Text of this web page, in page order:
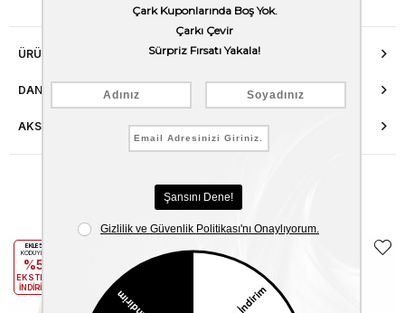
ÜRÜN ÖZELLIKLERI
DANIŞMA HATTI
AKSESUAR ONARIMI
Benzer Ürünler
EKLE5
KODUYLA
%5
EKSTRA
İNDİRİM
KODUYLA
%5